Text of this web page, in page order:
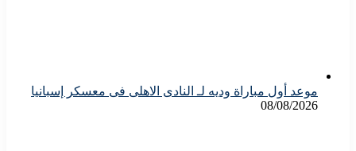
موعد أول مباراة وديه لـ النادى الاهلى فى معسكر إسبانيا
08/08/2026